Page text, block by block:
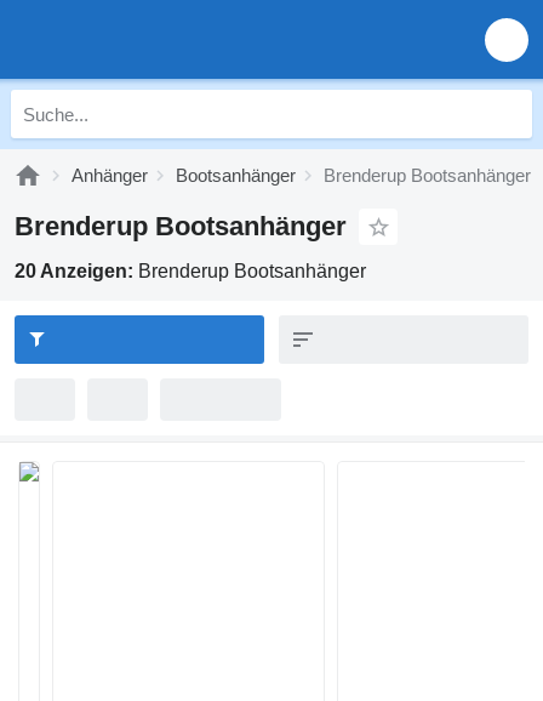
Anhänger Bootsanhänger Brenderup Bootsanhänger
Brenderup Bootsanhänger
20 Anzeigen: Brenderup Bootsanhänger